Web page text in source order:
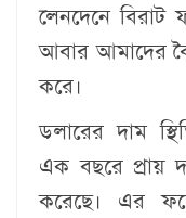
লেনদেনে বিরাট
আবার আমাদের
করে।
ডলারের দাম
এক বছরে প্রায়
করেছে। এর